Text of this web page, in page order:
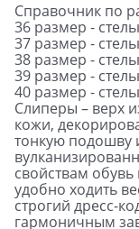
Справочник по
36 размер -
37 размер -
38 размер -
39 размер -
40 размер -
Слиперы – верх
кожи,
тонкую подошву
свойствам
удобно ходить
строгий дресс-
гармоничным